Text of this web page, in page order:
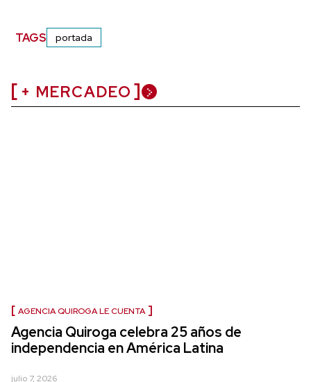
TAGS portada
+ MERCADEO
AGENCIA QUIROGA LE CUENTA
Agencia Quiroga celebra 25 años de
independencia en América Latina
julio 7, 2026